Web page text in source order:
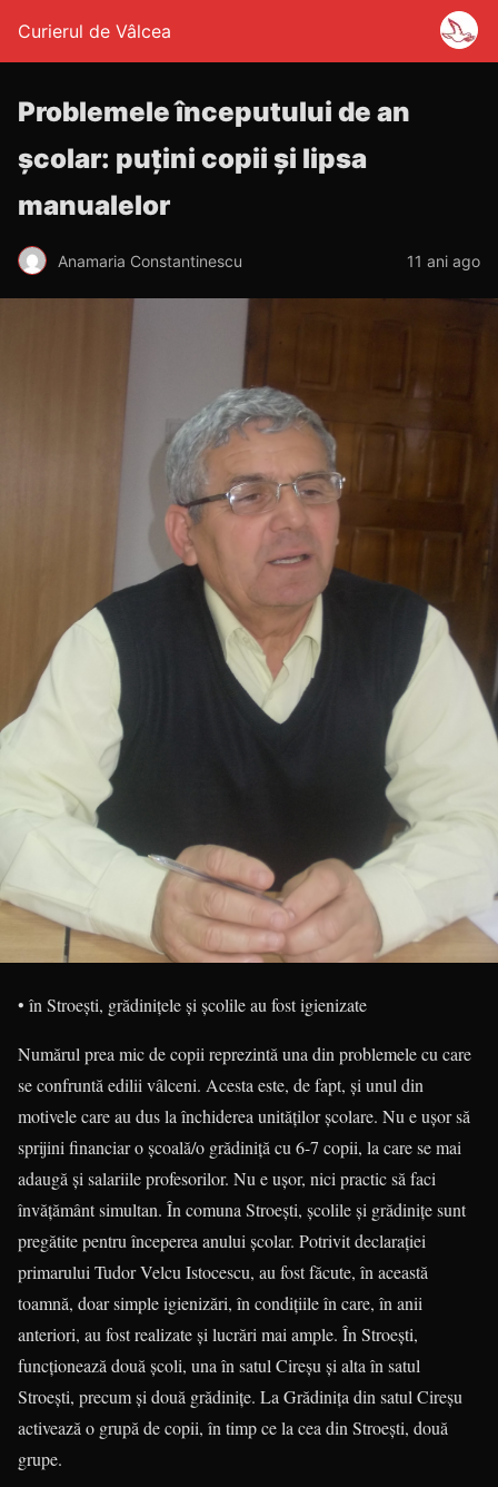
Curierul de Vâlcea
Problemele începutului de an
școlar: puțini copii și lipsa
manualelor
Anamaria Constantinescu 11 ani ago
• în Stroești, grădinițele și școlile au fost igienizate
Numărul prea mic de copii reprezintă una din problemele cu care
se confruntă edilii vâlceni. Acesta este, de fapt, și unul din
motivele care au dus la închiderea unităților școlare. Nu e ușor să
sprijini financiar o școală/o grădiniță cu 6-7 copii, la care se mai
adaugă și salariile profesorilor. Nu e ușor, nici practic să faci
învățământ simultan. În comuna Stroești, școlile și grădinițe sunt
pregătite pentru începerea anului școlar. Potrivit declarației
primarului Tudor Velcu Istocescu, au fost făcute, în această
toamnă, doar simple igienizări, în condițiile în care, în anii
anteriori, au fost realizate și lucrări mai ample. În Stroești,
funcționează două școli, una în satul Cireșu și alta în satul
Stroești, precum și două grădinițe. La Grădinița din satul Cireșu
activează o grupă de copii, în timp ce la cea din Stroești, două
grupe.